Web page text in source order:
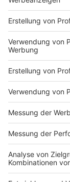
30.
in
02.
gewohnt
04.
gewohnt
Anzeige